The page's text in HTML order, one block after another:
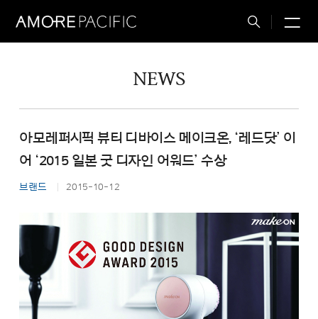
Total
NEWS
아모레퍼시픽 뷰티 디바이스 메이크온, ‘레드닷’ 이
어 ‘2015 일본 굿 디자인 어워드’ 수상
브랜드 2015-10-12